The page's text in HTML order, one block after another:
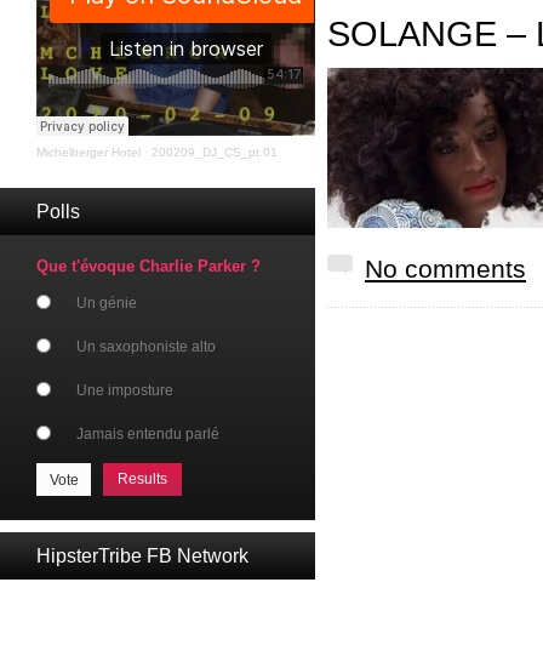
Michelberger Hotel · 200209_DJ_CS_pt.01
Polls
Que t'évoque Charlie Parker ?
Un génie
Un saxophoniste alto
Une imposture
Jamais entendu parlé
Results
HipsterTribe FB Network
SOLANGE –
No comments